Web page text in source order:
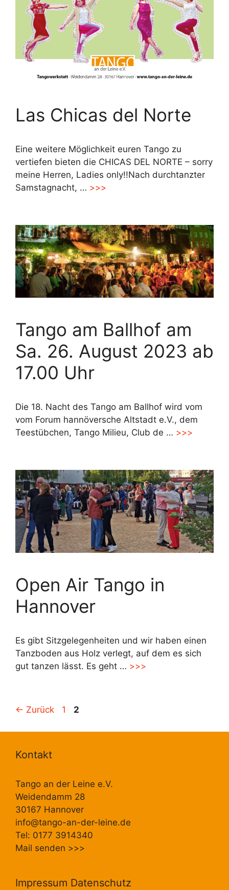
Las Chicas del Norte
Eine weitere Möglichkeit euren Tango zu
vertiefen bieten die CHICAS DEL NORTE – sorry
meine Herren, Ladies only!!Nach durchtanzter
Samstagnacht, … >>>
Tango am Ballhof am
Sa. 26. August 2023 ab
17.00 Uhr
Die 18. Nacht des Tango am Ballhof wird vom
vom Forum hannöversche Altstadt e.V., dem
Teestübchen, Tango Milieu, Club de … >>>
Open Air Tango in
Hannover
Es gibt Sitzgelegenheiten und wir haben einen
Tanzboden aus Holz verlegt, auf dem es sich
gut tanzen lässt. Es geht … >>>
← Zurück Seite
1 Seite
2
Kontakt
Tango an der Leine e.V.
Weidendamm 28
30167 Hannover
info@tango-an-der-leine.de
Tel: 0177 3914340
Mail senden >>>
Impressum Datenschutz